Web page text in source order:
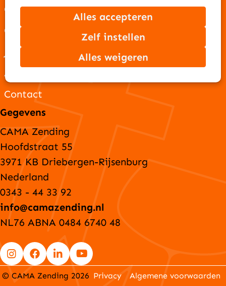
Alles accepteren
Zelf instellen
Alles weigeren
Onze missie
Ons team
Jaarverslag
ANBI-gegevens
Contact
Gegevens
CAMA Zending
Hoofdstraat 55
3971 KB Driebergen-Rijsenburg
Nederland
0343 - 44 33 92
info@camazending.nl
NL76 ABNA 0484 6740 48
Go
Go
Go
Go
© CAMA Zending 2026 Privacy Algemene voorwaarden